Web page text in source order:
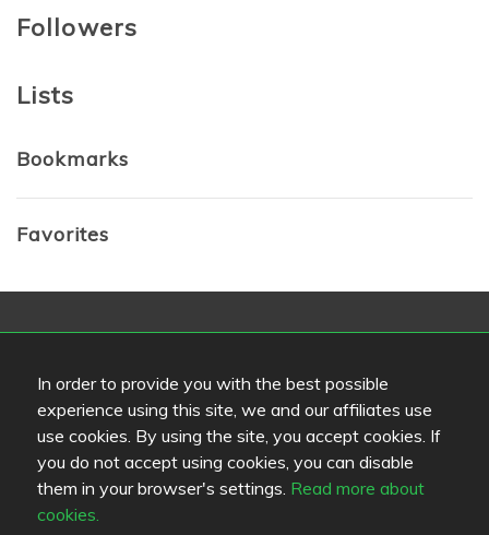
In order to provide you with the best possible
experience using this site, we and our affiliates use
use cookies. By using the site, you accept cookies. If
you do not accept using cookies, you can disable
them in your browser's settings. Read more about
cookies.
Followers
Lists
Bookmarks
Favorites
Review color legend
Matkvalité
Upplevelse
Pris/kvalité
Länkar
Hjälp